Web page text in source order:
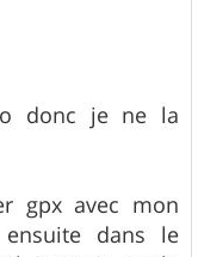
donc je ne la
gpx avec mon
dans le